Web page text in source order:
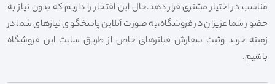
مناسب در اختیار مشتری قرار دهد.حال این افتخار را داریم که بدون نیاز به
حضور شما عزیزان در فروشگاه،به صورت آنلاین پاسخگوی نیازهای شما در
زمینه خرید وثبت سفارش فیلترهای خاص از طریق سایت این فروشگاه
باشیم.